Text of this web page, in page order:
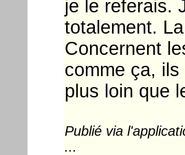
je le referais.
totalement.
Concernent
comme ça,
plus loin que
Publié via
...